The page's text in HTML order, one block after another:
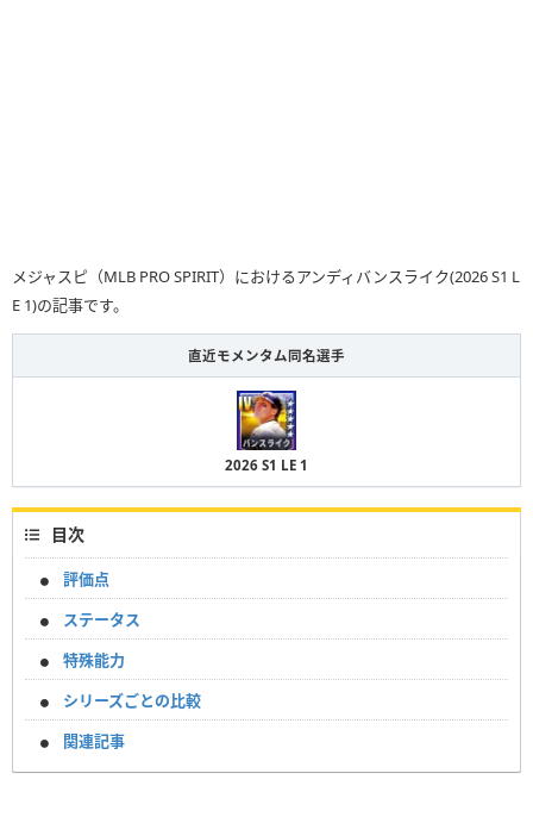
メジャスピ（MLB PRO SPIRIT）におけるアンディバンスライク(2026 S1 L
E 1)の記事です。
直近モメンタム同名選手
2026 S1 LE 1
目次
評価点
ステータス
特殊能力
シリーズごとの比較
関連記事